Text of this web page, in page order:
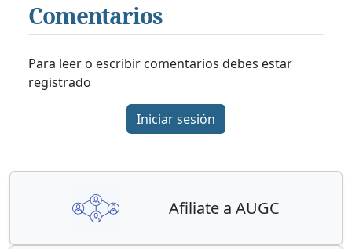
Comentarios
Para leer o escribir comentarios debes estar
registrado
Iniciar sesión
Afiliate a AUGC